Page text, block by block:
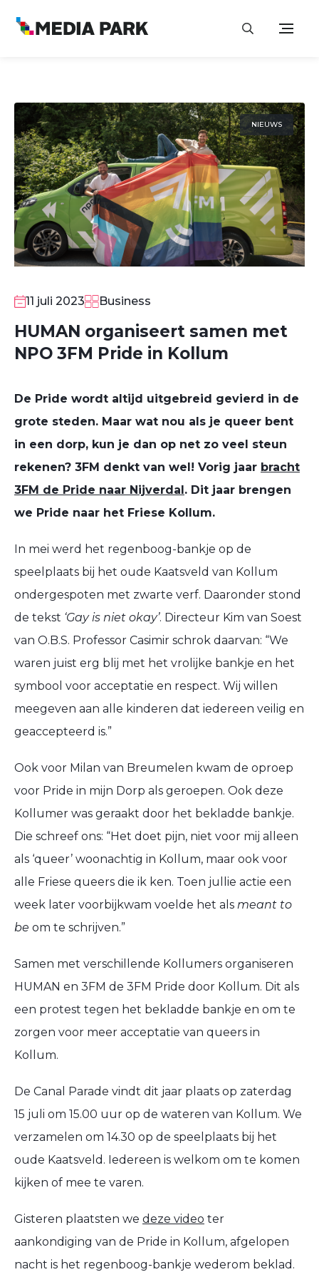
NIEUWS
11 juli 2023 Business
HUMAN organiseert samen met
NPO 3FM Pride in Kollum
De Pride wordt altijd uitgebreid gevierd in de
grote steden. Maar wat nou als je queer bent
in een dorp, kun je dan op net zo veel steun
rekenen? 3FM denkt van wel! Vorig jaar bracht
3FM de Pride naar Nijverdal. Dit jaar brengen
we Pride naar het Friese Kollum.
In mei werd het regenboog-bankje op de
speelplaats bij het oude Kaatsveld van Kollum
ondergespoten met zwarte verf. Daaronder stond
de tekst ‘Gay is niet okay’. Directeur Kim van Soest
van O.B.S. Professor Casimir schrok daarvan: “We
waren juist erg blij met het vrolijke bankje en het
symbool voor acceptatie en respect. Wij willen
meegeven aan alle kinderen dat iedereen veilig en
geaccepteerd is.”
Ook voor Milan van Breumelen kwam de oproep
voor Pride in mijn Dorp als geroepen. Ook deze
Kollumer was geraakt door het bekladde bankje.
Die schreef ons: “Het doet pijn, niet voor mij alleen
als ‘queer’ woonachtig in Kollum, maar ook voor
alle Friese queers die ik ken. Toen jullie actie een
week later voorbijkwam voelde het als meant to
be om te schrijven.”
Samen met verschillende Kollumers organiseren
HUMAN en 3FM de 3FM Pride door Kollum. Dit als
een protest tegen het bekladde bankje en om te
zorgen voor meer acceptatie van queers in
Kollum.
De Canal Parade vindt dit jaar plaats op zaterdag
15 juli om 15.00 uur op de wateren van Kollum. We
verzamelen om 14.30 op de speelplaats bij het
oude Kaatsveld. Iedereen is welkom om te komen
kijken of mee te varen.
Gisteren plaatsten we deze video ter
aankondiging van de Pride in Kollum, afgelopen
nacht is het regenboog-bankje wederom beklad.